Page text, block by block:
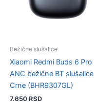
Bežične slušalice
Xiaomi Redmi Buds 6 Pro
ANC bežične BT slušalice
Crne (BHR9307GL)
7.650RSD